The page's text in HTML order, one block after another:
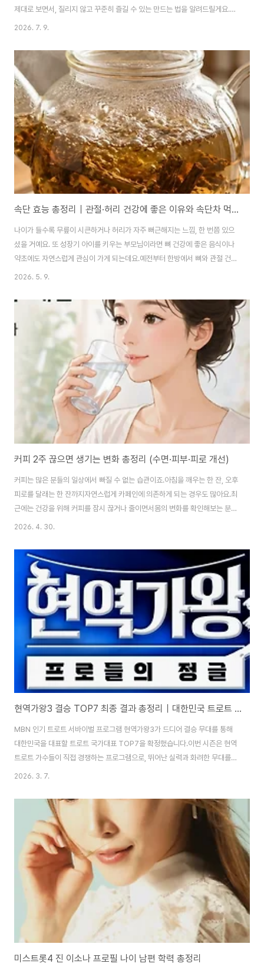
제대로 보면서, 질리지 않고 꾸준히 즐길 수 있는 만드는 법을 알려드릴게요.다
이어트 도시락, 왜 효과적일까요?솔직히 다이어트 도시락 효과는 생각보다 커
미리 준비된 도시락은 충동적인 고열량 음식 섭취를 막아주는 든든한 방패가
됩니다. 외부 음식의 유혹에 흔들리지 않고, 내가 직접 영양소를 조절할 수 있다
는 점이 가장 큰 장점이죠. 예를 들어, 외식을 하게 되면 탄수화물이나 나트륨
섭취량이 훨씬 많아지기 쉬운데, 도시락은 이런 부분을 완벽하게 통제할 수 있
어요. 실제로 한 연구에 따..
2026. 7. 9.
속단 효능 총정리｜관절·허리 건강에 좋은 이유와 속단차 먹는법
나이가 들수록 무릎이 시큰하거나 허리가 자주 뻐근해지는 느낌, 한 번쯤 있으
셨을 거예요. 또 성장기 아이를 키우는 부모님이라면 뼈 건강에 좋은 음식이나
약초에도 자연스럽게 관심이 가게 되는데요.예전부터 한방에서 뼈와 관절 건강
관리용으로 많이 사용되어 온 약초 중 하나가 바로 속단이에요. 이름부터 조금
큼 근육과 뼈 건강을 돕는 약초로 오랫동안 사랑받아왔답니다.오늘은 속단이
어떤 약초인지, 어떤 효능이 있는지, 그리고 속단차 끓이는 방법까지 자세히 알
아볼게요.---속단이란?속단은 꿀풀과에 속하는 여러해살이 식물이에요. 주로
산기슭이나 습기가 많은 곳에서 잘 자라며, 여름철에는 보라빛이나 연분홍빛
꽃을 피운답니다.한방에서는 속단의..
2026. 5. 9.
커피 2주 끊으면 생기는 변화 총정리 (수면·피부·피로 개선)
커피는 많은 분들의 일상에서 빠질 수 없는 습관이죠.아침을 깨우는 한 잔, 오후
피로를 달래는 한 잔까지자연스럽게 카페인에 의존하게 되는 경우도 많아요.최
근에는 건강을 위해 커피를 잠시 끊거나 줄이면서몸의 변화를 확인해보는 분들
도 늘어나고 있는데요.오늘은 커피를 2주 동안 끊었을 때 나타나는 변화를차분
면 가장 먼저몸이 카페인 없이 적응하려는 과정이 시작됩니다.✔ 대표 증상두
통졸림집중력 저하예민함카페인이 갑자기 줄어들면서뇌가 균형을 다시 맞추
는 과정이라고 보시면 돼요.👉 보통 3일 정도 지나면 점점 완화됩니다.---🌙
2. 4~7일: 수면 질 개선일주일 정도가 지나면가장 먼저 체감되는 변화는 수면
의 질입니다.✔ 변화잠드..
2026. 4. 30.
현역가왕3 결승 TOP7 최종 결과 총정리｜대한민국 트로트 국가대표 TOP7
MBN 인기 트로트 서바이벌 프로그램 현역가왕3가 드디어 결승 무대를 통해
대한민국을 대표할 트로트 국가대표 TOP7을 확정했습니다.이번 시즌은 현역
트로트 가수들이 직접 경쟁하는 프로그램으로, 뛰어난 실력과 화려한 무대를
선보이며 많은 시청자들의 관심을 받았습니다.특히 결승 무대에서는 공동 순위
역가왕3 결승 TOP7 최종 결과와 순위, 프로그램 특징을 블로그 SEO에 맞게
자세히 정리했습니다. 현역가왕3 결승 TOP7 최종 결과치열한 경쟁 끝에 선
발된 현역가왕3 TOP7 명단은 다음과 같습니다.1️⃣ 홍지윤2️⃣ 차지연3️⃣ 구수
경4️⃣ 솔지5️⃣ 김태연6️⃣ 강혜연7️⃣ 홍자7️⃣ 이수연 (공동 7위)이번 시즌에서는
홍자와 이수..
2026. 3. 7.
미스트롯4 진 이소나 프로필 나이 남편 학력 총정리